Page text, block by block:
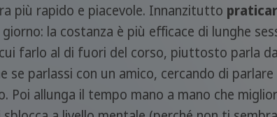
più rapido e piacevole. Innanzitutto
la costanza è più efficace di lunghe
farlo al di fuori del corso, piuttosto parla
se parlassi con un amico, cercando di
Poi allunga il tempo mano a mano che